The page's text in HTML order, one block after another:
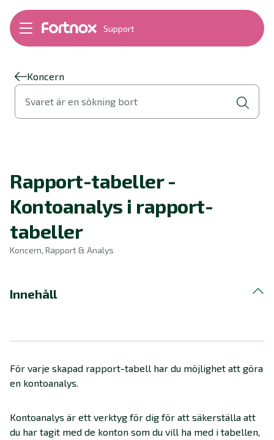
Support
Bokföring
Fakturering
Byt till Fortnox
Felsökning
Support Play
Nyheter
Ordlista
Koncern
Svaret är en sökning bort
Rapport-tabeller -
Kontoanalys i rapport-
tabeller
Koncern, Rapport & Analys
Innehåll
För varje skapad rapport-tabell har du möjlighet att göra
en kontoanalys.
Kontoanalys är ett verktyg för dig för att säkerställa att
du har tagit med de konton som du vill ha med i tabellen,